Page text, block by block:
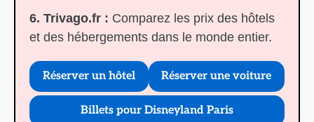
6. Trivago.fr : Comparez les prix des hôtels
et des hébergements dans le monde entier.
Réserver un hôtel Réserver une voiture
Billets pour Disneyland Paris